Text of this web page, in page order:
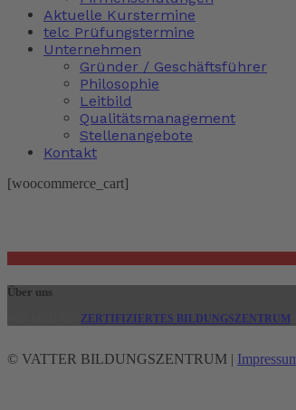
Aktuelle Kurstermine
telc Prüfungstermine
Unternehmen
Gründer / Geschäftsführer
Philosophie
Leitbild
Qualitätsmanagement
Stellenangebote
Kontakt
[woocommerce_cart]
Über uns
ZERTIFIZIERTES BILDUNGSZENTRUM
© VATTER BILDUNGSZENTRUM |